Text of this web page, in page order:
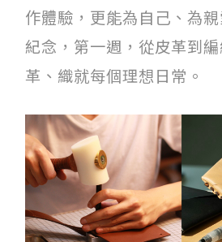
作體驗，更能為自己、為
紀念，第一週，從皮革到
革、織就每個理想日常。